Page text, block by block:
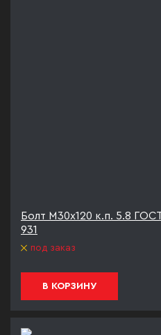
Болт М30х120 к.п. 5.8
931
под заказ
В КОРЗИНУ